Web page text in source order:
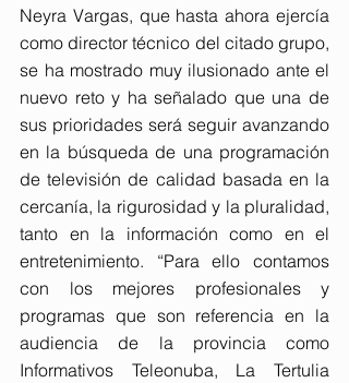
Neyra Vargas, que hasta ahora ejercía
como director técnico del citado grupo,
se ha mostrado muy ilusionado ante el
nuevo reto y ha señalado que una de
sus prioridades será seguir avanzando
en la búsqueda de una programación
de televisión de calidad basada en la
cercanía, la rigurosidad y la pluralidad,
tanto en la información como en el
entretenimiento. “Para ello contamos
con los mejores profesionales y
programas que son referencia en la
audiencia de la provincia como
Informativos Teleonuba, La Tertulia